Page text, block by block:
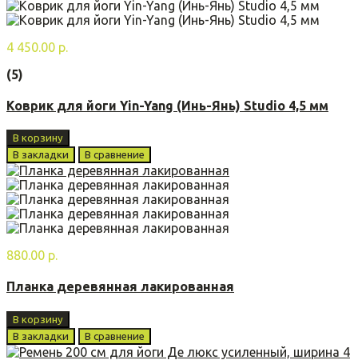
4 450.00 р.
(5)
Коврик для йоги Yin-Yang (Инь-Янь) Studio 4,5 мм
В корзину
В закладки
В сравнение
880.00 р.
Планка деревянная лакированная
В корзину
В закладки
В сравнение